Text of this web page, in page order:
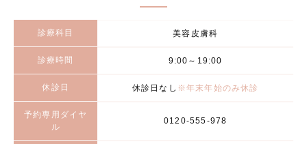
診療科目 美容皮膚科
診療時間 9:00～19:00
休診日 休診日なし ※年末年始のみ休診
予約専用ダイヤ
ル
0120-555-978